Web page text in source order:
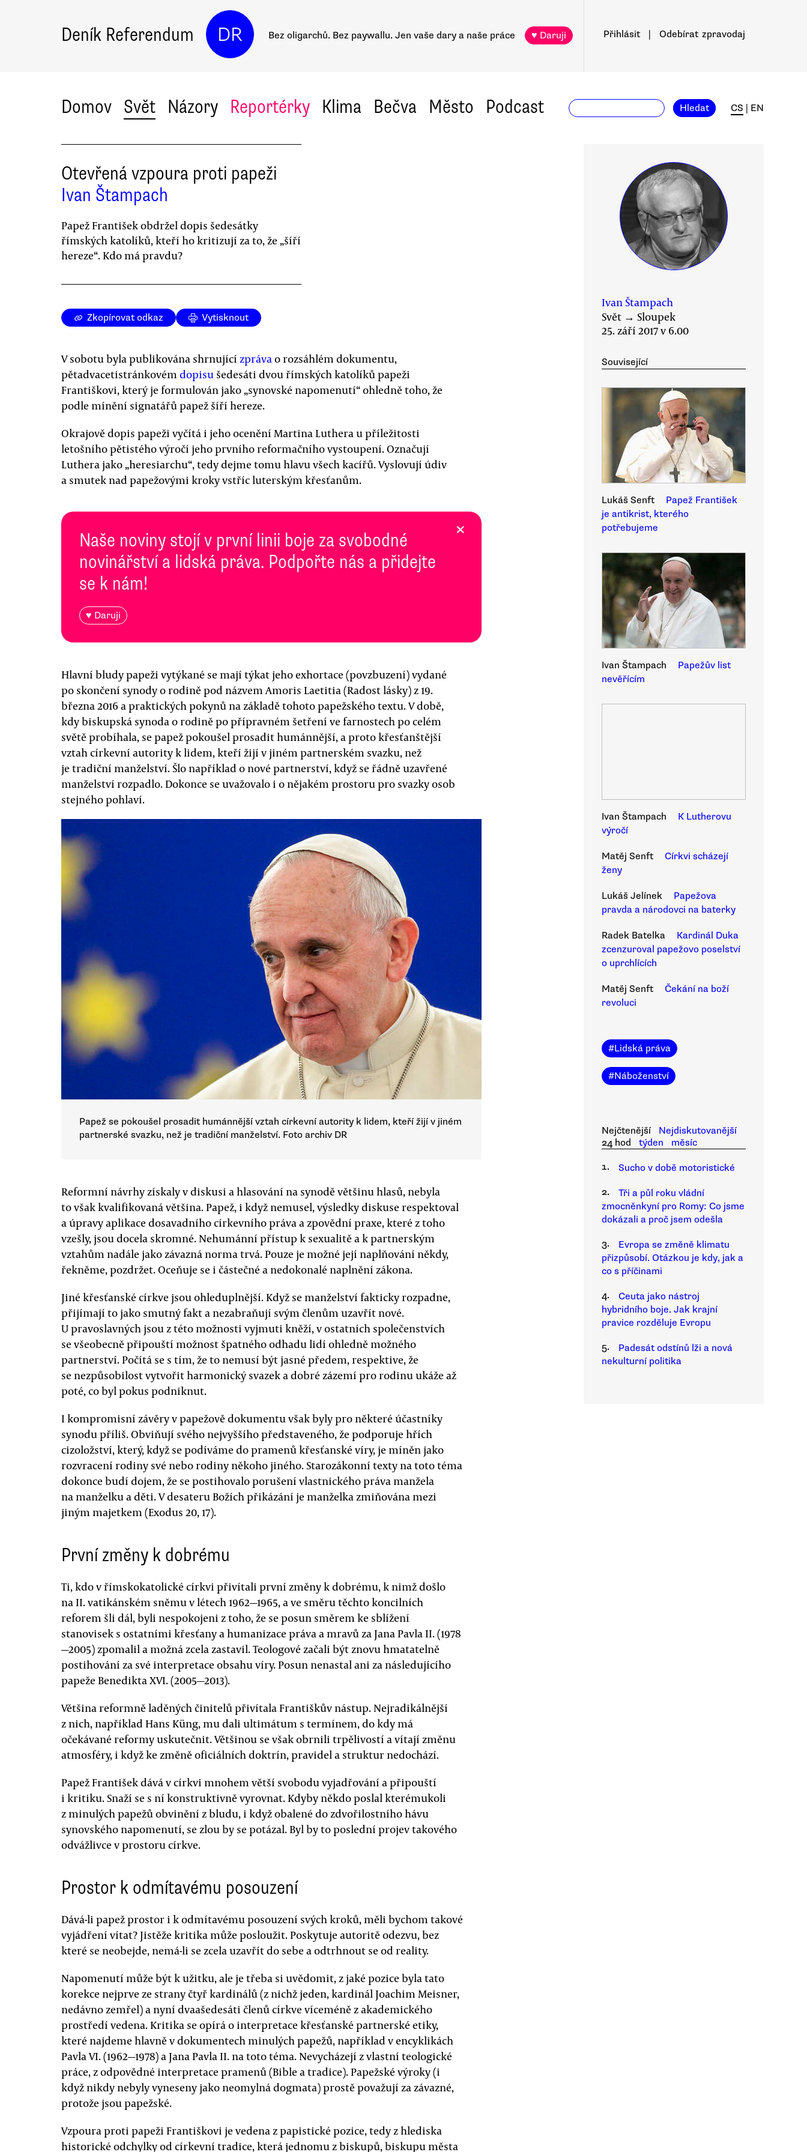
Deník Referendum DR Bez oligarchů. Bez paywallu. Jen vaše dary a naše práce ♥ Daruji Přihlásit Odebírat zpravodaj
Domov Svět Názory Reportérky Klima Bečva Město Podcast Hledat CS EN
Otevřená vzpoura proti papeži
Ivan Štampach
Papež František obdržel dopis šedesátky
římských katolíků, kteří ho kritizují za to, že „šíří
hereze“. Kdo má pravdu?
Zkopírovat odkaz Vytisknout
V sobotu byla publikována shrnující zprávao rozsáhlém dokumentu,
pětadvacetistránkovémdopisu šedesáti dvou římských katolíků papeži
Františkovi, který je formulován jako „synovské napomenutí“ ohledně toho, že
podle mínění signatářů papež šíří hereze.
Okrajově dopis papeži vyčítá i jeho ocenění Martina Luthera u příležitosti
letošního pětistého výročí jeho prvního reformačního vystoupení. Označují
Luthera jako „heresiarchu“, tedy dejme tomu hlavu všech kacířů. Vyslovují údiv
a smutek nad papežovými kroky vstříc luterským křesťanům.
Naše noviny stojí v první linii boje za svobodné
novinářství a lidská práva. Podpořte nás a přidejte
se k nám!
♥ Daruji
×
Hlavní bludy papeži vytýkané se mají týkat jeho exhortace (povzbuzení) vydané
po skončení synody o rodině pod názvem Amoris Laetitia (Radost lásky) z 19.
března 2016 a praktických pokynů na základě tohoto papežského textu. V době,
kdy biskupská synoda o rodině po přípravném šetření ve farnostech po celém
světě probíhala, se papež pokoušel prosadit humánnější, a proto křesťanštější
vztah církevní autority k lidem, kteří žijí v jiném partnerském svazku, než
je tradiční manželství. Šlo například o nové partnerství, když se řádně uzavřené
manželství rozpadlo. Dokonce se uvažovalo i o nějakém prostoru pro svazky osob
stejného pohlaví.
Papež se pokoušel prosadit humánnější vztah církevní autority k lidem, kteří žijí v jiném
partnerské svazku, než je tradiční manželství. Foto archiv DR
Reformní návrhy získaly v diskusi a hlasování na synodě většinu hlasů, nebyla
to však kvalifikovaná většina. Papež, i když nemusel, výsledky diskuse respektoval
a úpravy aplikace dosavadního církevního práva a zpovědní praxe, které z toho
vzešly, jsou docela skromné. Nehumánní přístup k sexualitě a k partnerským
vztahům nadále jako závazná norma trvá. Pouze je možné její naplňování někdy,
řekněme, pozdržet. Oceňuje se i částečné a nedokonalé naplnění zákona.
Jiné křesťanské církve jsou ohleduplnější. Když se manželství fakticky rozpadne,
přijímají to jako smutný fakt a nezabraňují svým členům uzavřít nové.
U pravoslavných jsou z této možnosti vyjmuti kněží, v ostatních společenstvích
se všeobecně připouští možnost špatného odhadu lidí ohledně možného
partnerství. Počítá se s tím, že to nemusí být jasné předem, respektive, že
se nezpůsobilost vytvořit harmonický svazek a dobré zázemí pro rodinu ukáže až
poté, co byl pokus podniknut.
I kompromisní závěry v papežově dokumentu však byly pro některé účastníky
synodu příliš. Obviňují svého nejvyššího představeného, že podporuje hřích
cizoložství, který, když se podíváme do pramenů křesťanské víry, je míněn jako
rozvracení rodiny své nebo rodiny někoho jiného. Starozákonní texty na toto téma
dokonce budí dojem, že se postihovalo porušení vlastnického práva manžela
na manželku a děti. V desateru Božích přikázání je manželka zmiňována mezi
jiným majetkem (Exodus 20, 17).
První změny k dobrému
Ti, kdo v římskokatolické církvi přivítali první změny k dobrému, k nimž došlo
na II. vatikánském sněmu v létech 1962—1965, a ve směru těchto koncilních
reforem šli dál, byli nespokojeni z toho, že se posun směrem ke sblížení
stanovisek s ostatními křesťany a humanizace práva a mravů za Jana Pavla II. (1978
—2005) zpomalil a možná zcela zastavil. Teologové začali být znovu hmatatelně
postihování za své interpretace obsahu víry. Posun nenastal ani za následujícího
papeže Benedikta XVI. (2005—2013).
Většina reformně laděných činitelů přivítala Františkův nástup. Nejradikálnější
z nich, například Hans Küng, mu dali ultimátum s termínem, do kdy má
očekávané reformy uskutečnit. Většinou se však obrnili trpělivostí a vítají změnu
atmosféry, i když ke změně oficiálních doktrín, pravidel a struktur nedochází.
Papež František dává v církvi mnohem větší svobodu vyjadřování a připouští
i kritiku. Snaží se s ní konstruktivně vyrovnat. Kdyby někdo poslal kterémukoli
z minulých papežů obvinění z bludu, i když obalené do zdvořilostního hávu
synovského napomenutí, se zlou by se potázal. Byl by to poslední projev takového
odvážlivce v prostoru církve.
Prostor k odmítavému posouzení
Dává-li papež prostor i k odmítavému posouzení svých kroků, měli bychom takové
vyjádření vítat? Jistěže kritika může posloužit. Poskytuje autoritě odezvu, bez
které se neobejde, nemá-li se zcela uzavřít do sebe a odtrhnout se od reality.
Napomenutí může být k užitku, ale je třeba si uvědomit, z jaké pozice byla tato
korekce nejprve ze strany čtyř kardinálů (z nichž jeden, kardinál Joachim Meisner,
nedávno zemřel) a nyní dvaašedesáti členů církve víceméně z akademického
prostředí vedena. Kritika se opírá o interpretace křesťanské partnerské etiky,
které najdeme hlavně v dokumentech minulých papežů, například v encyklikách
Pavla VI. (1962—1978) a Jana Pavla II. na toto téma. Nevycházejí z vlastní teologické
práce, z odpovědné interpretace pramenů (Bible a tradice). Papežské výroky (i
když nikdy nebyly vyneseny jako neomylná dogmata) prostě považují za závazné,
protože jsou papežské.
Vzpoura proti papeži Františkovi je vedena z papistické pozice, tedy z hlediska
historické odchylky od církevní tradice, která jednomu z biskupů, biskupu města
Ivan Štampach
Svět → Sloupek
25. září 2017 v 6.00
Související
Lukáš Senft
Papež František
je antikrist, kterého
potřebujeme
Ivan Štampach
Papežův list
nevěřícím
Ivan Štampach
K Lutherovu
výročí
Matěj Senft
Církvi scházejí
ženy
Lukáš Jelínek
Papežova
pravda a národovci na baterky
Radek Batelka
Kardinál Duka
zcenzuroval papežovo poselství
o uprchlících
Matěj Senft
Čekání na boží
revoluci
#Lidská práva
#Náboženství
Nejčtenější
Nejdiskutovanější
24 hod
týden
měsíc
1.
Sucho v době motoristické
2.
Tři a půl roku vládní
zmocněnkyní pro Romy: Co jsme
dokázali a proč jsem odešla
3.
Evropa se změně klimatu
přizpůsobí. Otázkou je kdy, jak a
co s příčinami
4.
Ceuta jako nástroj
hybridního boje. Jak krajní
pravice rozděluje Evropu
5.
Padesát odstínů lži a nová
nekulturní politika